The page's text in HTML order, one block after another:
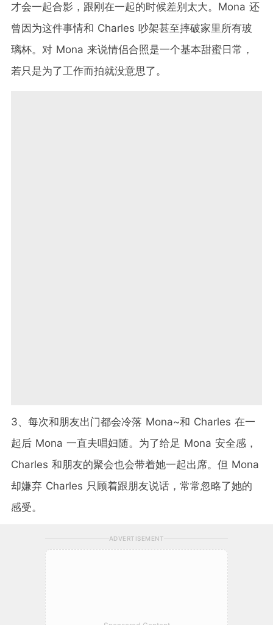
才会一起合影，跟刚在一起的时候差别太大。Mona 还
曾因为这件事情和 Charles 吵架甚至摔破家里所有玻
璃杯。对 Mona 来说情侣合照是一个基本甜蜜日常，
若只是为了工作而拍就没意思了。
3、每次和朋友出门都会冷落 Mona~和 Charles 在一
起后 Mona 一直夫唱妇随。为了给足 Mona 安全感，
Charles 和朋友的聚会也会带着她一起出席。但 Mona
却嫌弃 Charles 只顾着跟朋友说话，常常忽略了她的
感受。
ADVERTISEMENT